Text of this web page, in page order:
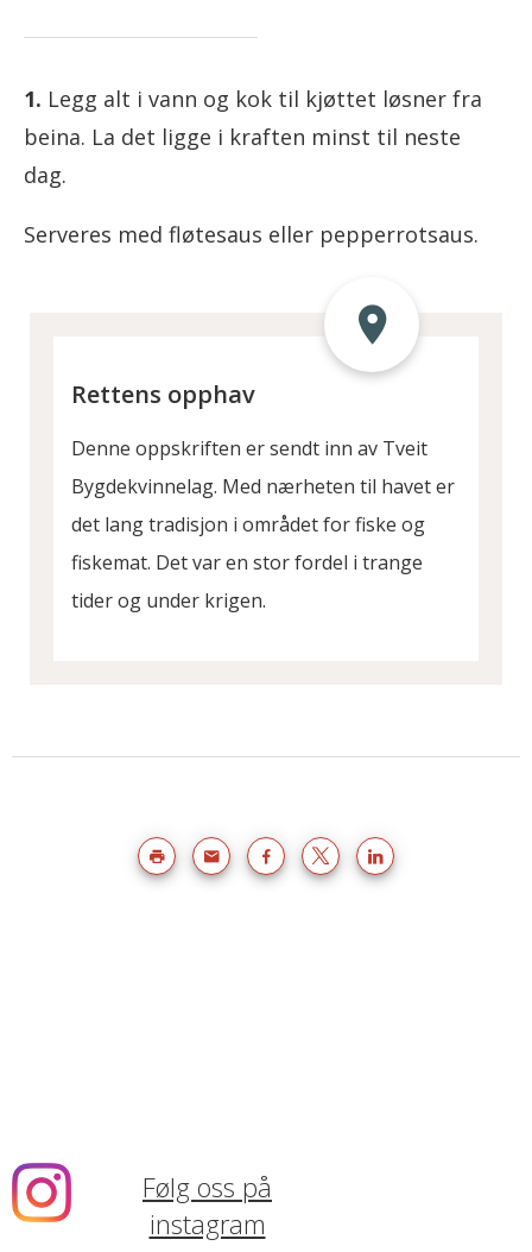
Legg alt i vann og kok til kjøttet løsner fra
beina. La det ligge i kraften minst til neste
dag.
Serveres med fløtesaus eller pepperrotsaus.
Rettens opphav
Denne oppskriften er sendt inn av Tveit
Bygdekvinnelag. Med nærheten til havet er
det lang tradisjon i området for fiske og
fiskemat. Det var en stor fordel i trange
tider og under krigen.
Følg oss på
instagram